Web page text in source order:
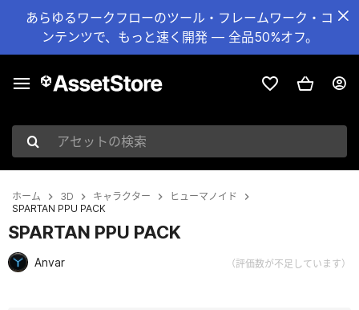
あらゆるワークフローのツール・フレームワーク・コ
ンテンツで、もっと速く開発 — 全品50%オフ。
アセットの検索
ホーム 3D キャラクター
ヒューマノイド
SPARTAN PPU PACK
SPARTAN PPU PACK
Anvar （評価数が不足しています）